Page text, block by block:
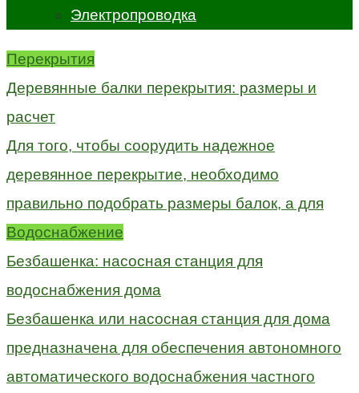
Электропроводка
Перекрытия
Деревянные балки перекрытия: размеры и
расчет
Для того, чтобы соорудить надежное
деревянное перекрытие, необходимо
правильно подобрать размеры балок, а для
Водоснабжение
Безбашенка: насосная станция для
водоснабжения дома
Безбашенка или насосная станция для дома
предназначена для обеспечения автономного
автоматического водоснабжения частного